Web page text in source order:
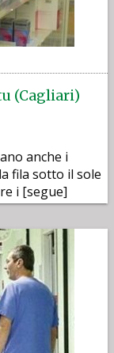
(Cagliari)
anche i
fila sotto il sole
i [segue]